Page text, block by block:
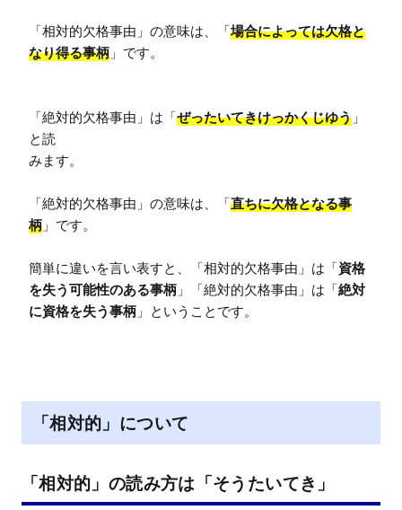
「相対的欠格事由」の意味は、「場合によっては欠格と
なり得る事柄 」です。
「絶対的欠格事由」は「ぜったいてきけっかくじゆう 」
と読
みます。
「絶対的欠格事由」の意味は、「直ちに欠格となる事
柄 」です。
簡単に違いを言い表すと、「相対的欠格事由」は「資格
を失う可能性のある事柄 」「絶対的欠格事由」は「絶対
に資格を失う事柄 」ということです。
「相対的」について
「相対的」の読み方は「そうたいてき」